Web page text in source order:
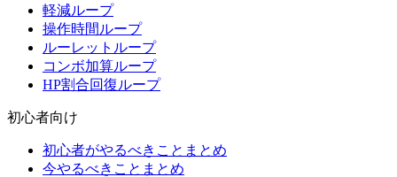
軽減ループ
操作時間ループ
ルーレットループ
コンボ加算ループ
HP割合回復ループ
初心者向け
初心者がやるべきことまとめ
今やるべきことまとめ